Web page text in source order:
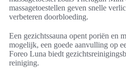
massagetoestellen geven snelle
verbeteren doorbloeding.
Een gezichtssauna opent poriën en
mogelijk, een goede aanvulling op
Foreo Luna biedt
reiniging.